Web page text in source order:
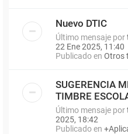
Nuevo DTIC
Último mensaje por
22 Ene 2025, 11:40
Publicado en Otros
SUGERENCIA
TIMBRE
Último mensaje por
2025, 18:42
Publicado en